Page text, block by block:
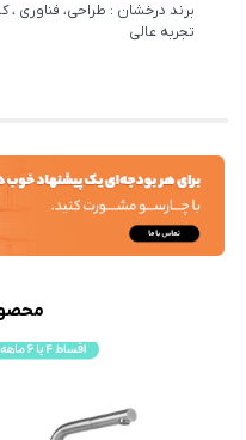
برند درخشان : طراحی، فناوری ،
تجربه عالی